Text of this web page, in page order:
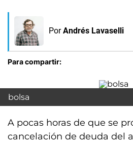
Por Andrés Lavaselli
Para compartir:
bolsa
A pocas horas de que se
cancelación de deuda del